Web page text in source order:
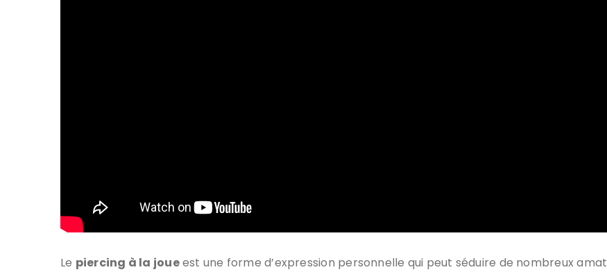
Le piercing à la joueest une forme d’expression personnelle qui peut séduire de nombreux